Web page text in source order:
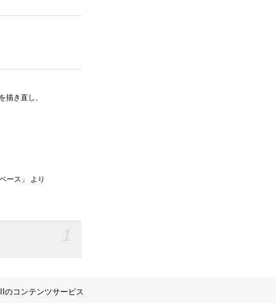
描き直し、
ース」 より
のコンテンツサービス